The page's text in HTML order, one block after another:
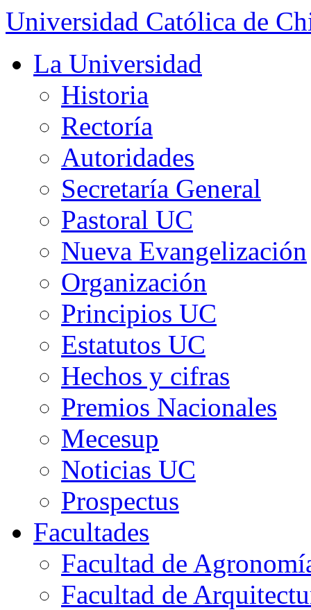
Universidad Católica de
La Universidad
Historia
Rectoría
Autoridades
Secretaría General
Pastoral UC
Nueva Evangelización
Organización
Principios UC
Estatutos UC
Hechos y cifras
Premios Nacionales
Mecesup
Noticias UC
Prospectus
Facultades
Facultad de
Facultad de